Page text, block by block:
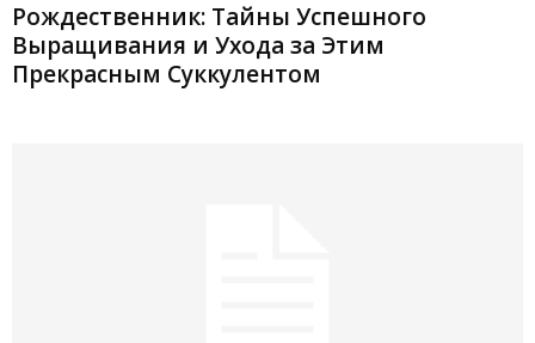
Рождественник: Тайны Успешного
Выращивания и Ухода за Этим
Прекрасным Суккулентом